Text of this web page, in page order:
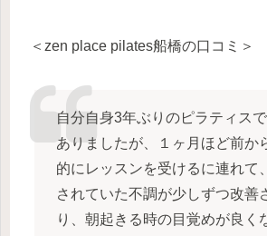
＜zen place pilates船橋の口コミ＞
自分自身3年ぶりのピラティス
ありましたが、１ヶ月ほど前か
的にレッスンを受けるに連れて
されていた不調が少しずつ改善
り、朝起きる時の目覚めが良く